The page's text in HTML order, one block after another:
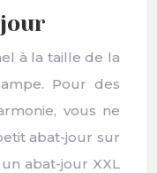
à la taille de la
Pour des
vous ne
abat-jour sur
abat-jour XXL